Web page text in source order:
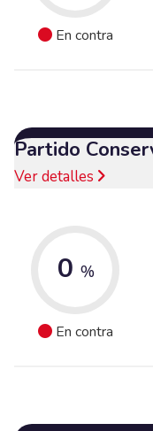
En contra
Partido
Ver detalles
0 %
En contra